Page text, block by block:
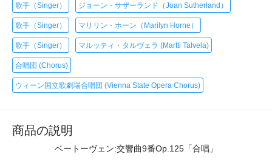
歌手（Singer） ジョーン・サザーランド（Joan Sutherland）
歌手（Singer） マリリン・ホーン（Marilyn Horne）
歌手（Singer） マルッティ・タルヴェラ (Martti Talvela)
合唱団 (Chorus)
ウィーン国立歌劇場合唱団 (Vienna State Opera Chorus)
商品の説明
ベートーヴェン:交響曲9番Op.125「合唱」